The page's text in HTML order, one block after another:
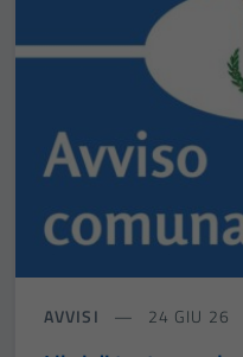
AVVISI 24 GIU 26